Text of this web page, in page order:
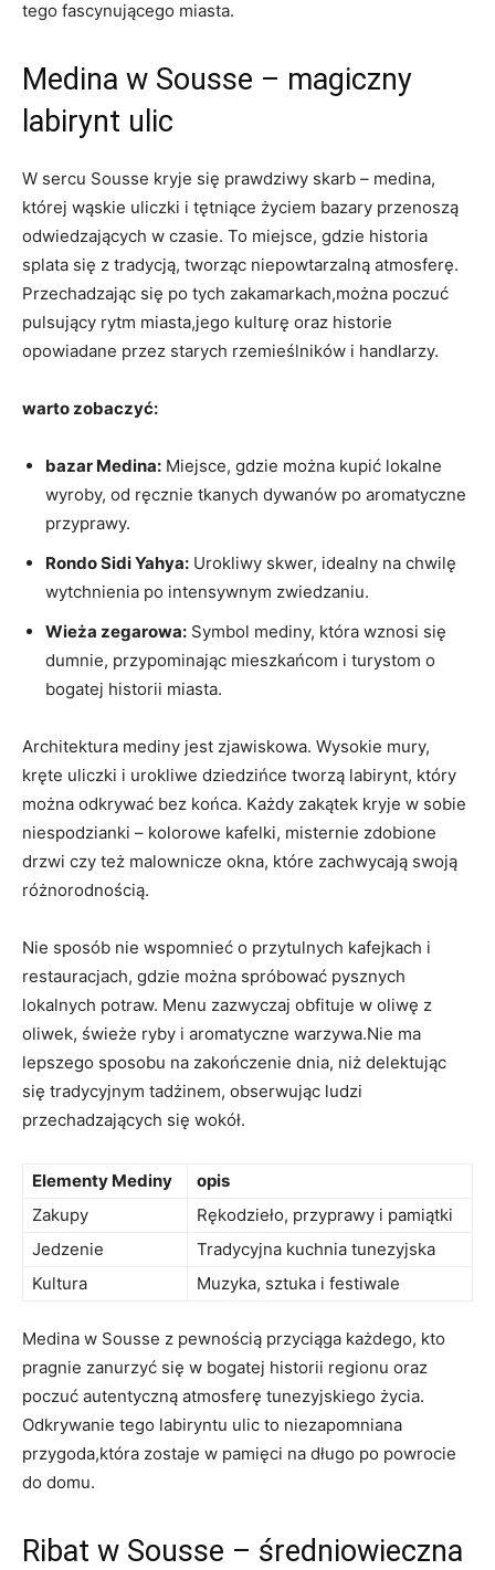
tego fascynującego miasta.
Medina w⁣ Sousse – magiczny
labirynt ulic
W sercu⁢ Sousse kryje się ⁤prawdziwy skarb⁢ – medina,
której wąskie uliczki i tętniące życiem ‌bazary przenoszą
odwiedzających w czasie. To miejsce, gdzie historia
splata się z tradycją, tworząc niepowtarzalną atmosferę.
⁣Przechadzając się po tych zakamarkach,można poczuć
pulsujący rytm miasta,jego kulturę oraz historie
opowiadane przez starych rzemieślników i handlarzy.
warto zobaczyć:
bazar Medina: Miejsce, gdzie ⁤można ‌kupić lokalne
wyroby, od ręcznie ⁢tkanych dywanów po aromatyczne
przyprawy.
Rondo Sidi Yahya: Urokliwy skwer, ⁣idealny na ​chwilę
wytchnienia po⁣ intensywnym ‌zwiedzaniu.
Wieża zegarowa: Symbol mediny, która wznosi się
dumnie, przypominając mieszkańcom i turystom o
bogatej historii miasta.
Architektura⁣ mediny jest zjawiskowa. Wysokie ‌mury,
kręte uliczki‌ i urokliwe‍ dziedzińce tworzą labirynt, który
można odkrywać ⁢bez​ końca. Każdy zakątek kryje w sobie
⁢niespodzianki – kolorowe kafelki, misternie zdobione
drzwi czy też malownicze okna, które zachwycają swoją
różnorodnością.
Nie ‌sposób nie wspomnieć o ‍przytulnych kafejkach i
restauracjach, gdzie można spróbować pysznych
lokalnych potraw. Menu zazwyczaj‌ obfituje w oliwę z
‌oliwek, świeże ryby i aromatyczne warzywa.Nie ma
lepszego sposobu na zakończenie⁤ dnia, niż delektując
się tradycyjnym tadżinem,⁤ obserwując ‍ludzi
przechadzających ‍się wokół.
Elementy Mediny
opis
Zakupy
Rękodzieło, przyprawy i pamiątki
Jedzenie
Tradycyjna kuchnia tunezyjska
Kultura
Muzyka, sztuka ⁣i ⁤festiwale
Medina w Sousse z⁣ pewnością ⁢przyciąga każdego, ⁣kto
‍pragnie zanurzyć się w bogatej historii regionu‍ oraz
poczuć autentyczną ⁢atmosferę tunezyjskiego życia.
Odkrywanie tego labiryntu ulic to niezapomniana
przygoda,która zostaje w pamięci na długo po ‌powrocie​
do domu.
Ribat w Sousse⁢ – średniowieczna